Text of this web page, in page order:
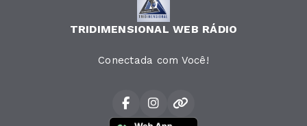
TRIDIMENSIONAL WEB RÁDIO
Conectada com Você!